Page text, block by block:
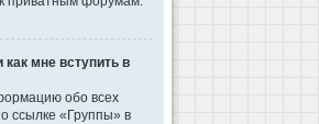
как мне вступить в
обо всех
ссылке «Группы» в